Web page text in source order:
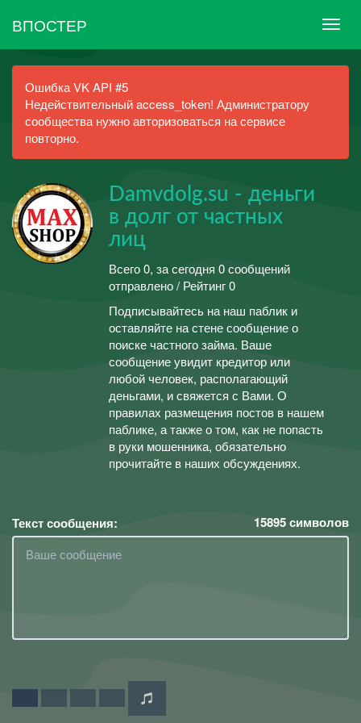
ВПОСТЕР
Ошибка VK API #5
Недействительный access_token! Администратору
сообщества нужно авторизоваться на сервисе
повторно.
Damvdolg.su - деньги
в долг от частных
лиц
Всего 0, за сегодня 0 сообщений
отправлено / Рейтинг 0
Подписывайтесь на наш паблик и
оставляйте на стене сообщение о
поиске частного займа. Ваше
сообщение увидит кредитор или
любой человек, располагающий
деньгами, и свяжется с Вами. О
правилах размещения постов в нашем
паблике, а также о том, как не попасть
в руки мошенника, обязательно
прочитайте в наших обсуждениях.
Текст сообщения: 15895символов